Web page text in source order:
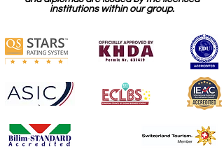
institutions within our group.